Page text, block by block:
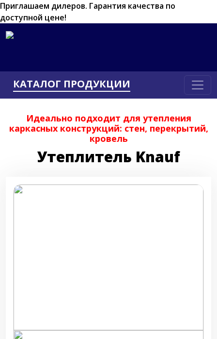
Приглашаем дилеров. Гарантия качества по
доступной цене!
КАТАЛОГ ПРОДУКЦИИ
Идеально подходит для утепления
каркасных конструкций: стен, перекрытий,
кровель
Утеплитель Knauf